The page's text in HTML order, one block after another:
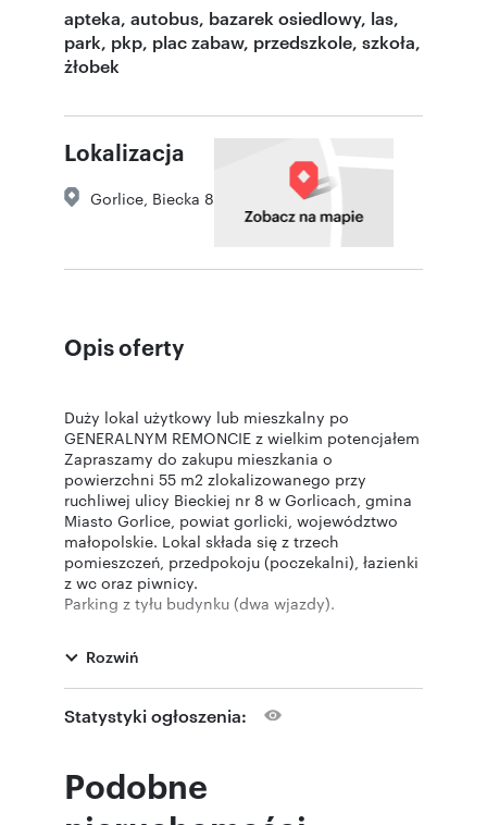
apteka, autobus, bazarek osiedlowy, las,
park, pkp, plac zabaw, przedszkole, szkoła,
żłobek
Lokalizacja
Gorlice Biecka 8
Opis oferty
Duży lokal użytkowy lub mieszkalny po
GENERALNYM REMONCIE z wielkim potencjałem
Zapraszamy do zakupu mieszkania o
powierzchni 55 m2 zlokalizowanego przy
ruchliwej ulicy Bieckiej nr 8 w Gorlicach, gmina
Miasto Gorlice, powiat gorlicki, województwo
małopolskie. Lokal składa się z trzech
pomieszczeń, przedpokoju (poczekalni), łazienki
z wc oraz piwnicy.
Parking z tyłu budynku (dwa wjazdy).
centrum przy ruchliwej ulicy jest ciche.
Położenie sprawia, że lokal ten nadaje się
zarówno pod mieszkalnictwo jak i ze względu na
bliskość urzędów takich jak Sąd, Starostwo,
przede wszystkim PRAWNICZĄ, KOMORNICZĄ,
Rozwiń
Statystyki ogłoszenia:
Podobne